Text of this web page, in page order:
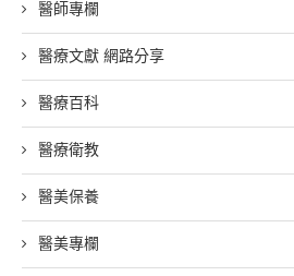
醫師專欄
醫療文獻 網路分享
醫療百科
醫療衛教
醫美保養
醫美專欄